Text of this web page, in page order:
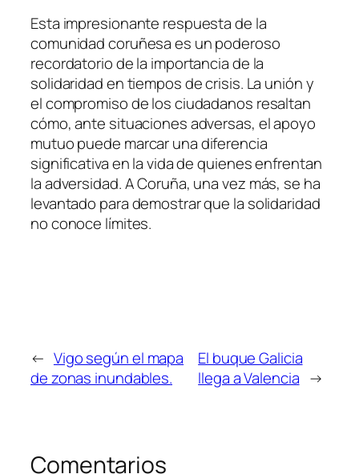
Esta impresionante respuesta de la
comunidad coruñesa es un poderoso
recordatorio de la importancia de la
solidaridad en tiempos de crisis. La unión y
el compromiso de los ciudadanos resaltan
cómo, ante situaciones adversas, el apoyo
mutuo puede marcar una diferencia
significativa en la vida de quienes enfrentan
la adversidad. A Coruña, una vez más, se ha
levantado para demostrar que la solidaridad
no conoce límites.
← Vigo según el mapa
de zonas inundables.
El buque Galicia
llega a Valencia →
Comentarios